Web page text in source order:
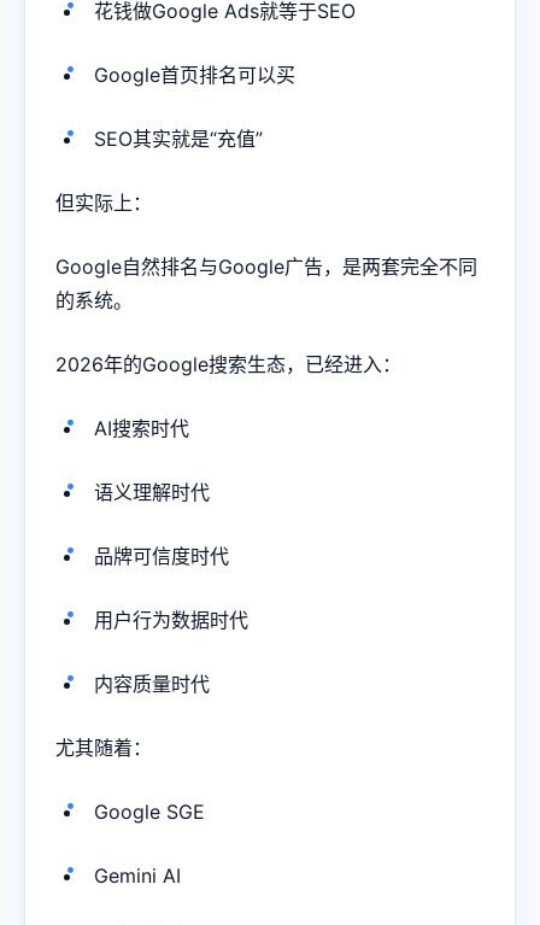
花钱做Google Ads就等于SEO
Google首页排名可以买
SEO其实就是“充值”
但实际上：
Google自然排名与Google广告，是两套完全不同
的系统。
2026年的Google搜索生态，已经进入：
AI搜索时代
语义理解时代
品牌可信度时代
用户行为数据时代
内容质量时代
尤其随着：
Google SGE
Gemini AI